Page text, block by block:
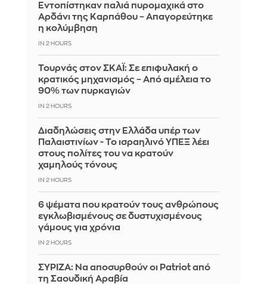
Εντοπίστηκαν παλιά πυρομαχικά στο
Αρδάνι της Καρπάθου – Απαγορεύτηκε
η κολύμβηση
IN 2 HOURS
Τουρνάς στον ΣΚΑΪ: Σε επιφυλακή ο
κρατικός μηχανισμός – Από αμέλεια το
90% των πυρκαγιών
IN 2 HOURS
Διαδηλώσεις στην Ελλάδα υπέρ των
Παλαιστινίων - Το ισραηλινό ΥΠΕΞ λέει
στους πολίτες του να κρατούν
χαμηλούς τόνους
IN 2 HOURS
6 ψέματα που κρατούν τους ανθρώπους
εγκλωβισμένους σε δυστυχισμένους
γάμους για χρόνια
IN 2 HOURS
ΣΥΡΙΖΑ: Να αποσυρθούν οι Patriot από
τη Σαουδική Αραβία